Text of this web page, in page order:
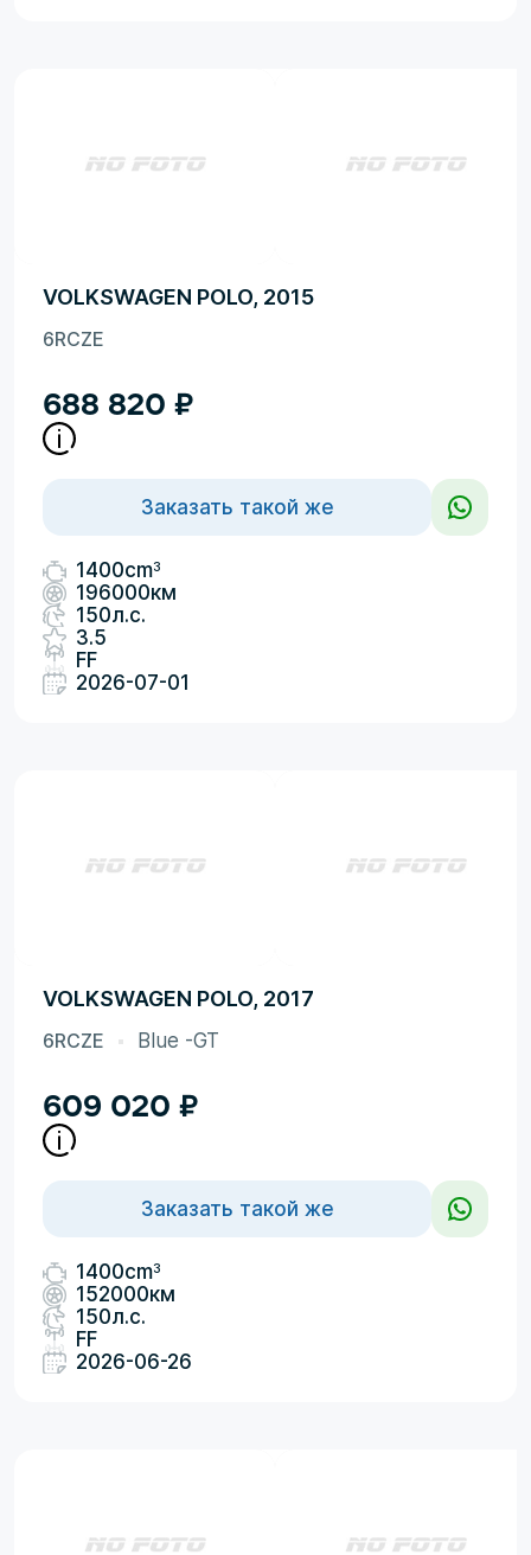
VOLKSWAGEN POLO, 2015
6RCZE
688 820 ₽
Заказать такой же
1400cm3
196000км
150л.с.
3.5
FF
2026-07-01
VOLKSWAGEN POLO, 2017
6RCZE Blue -GT
609 020 ₽
Заказать такой же
1400cm3
152000км
150л.с.
FF
2026-06-26